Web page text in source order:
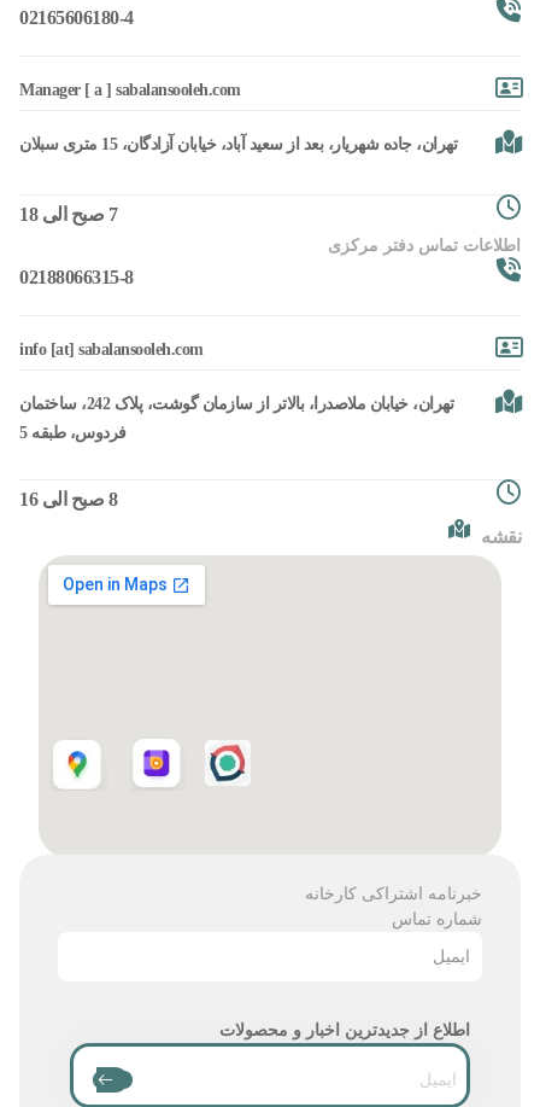
02165606180-4
Manager [ a ] sabalansooleh.com
تهران، جاده شهریار، بعد از سعید آباد، خیابان آزادگان، 15 متری سبلان
7 صبح الی 18
اطلاعات تماس دفتر مرکزی
02188066315-8
info [at] sabalansooleh.com
تهران، خیابان ملاصدرا، بالاتر از سازمان گوشت، پلاک 242، ساختمان
فردوس، طبقه 5
8 صبح الی 16
نقشه
خبرنامه اشتراکی کارخانه
شماره تماس
ایمیل
اطلاع از جدیدترین اخبار و محصولات